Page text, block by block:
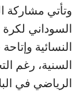
وتأتي مشاركة
السوداني
النسائية
السنية، رغم
الرياضي في